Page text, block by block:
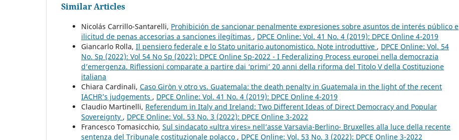
Similar Articles
Nicolás Carrillo-Santarelli, Prohibición de sancionar penalmente expresiones sobre asuntos de interés público e
ilicitud de penas accesorias a sanciones ilegítimas , DPCE Online: Vol. 41 No. 4 (2019): DPCE Online 4-2019
Giancarlo Rolla, Il pensiero federale e lo Stato unitario autonomistico. Note introduttive , DPCE Online: Vol. 54
No. Sp (2022): Vol 54 No Sp (2022): DPCE Online Sp-2022 - I Federalizing Process europei nella democrazia
d’emergenza. Riflessioni comparate a partire dai ‘primi’ 20 anni della riforma del Titolo V della Costituzione
italiana
Chiara Cardinali, Caso Giròn y otro vs. Guatemala: the death penalty in Guatemala in the light of the recent
IACHR’s judgements , DPCE Online: Vol. 41 No. 4 (2019): DPCE Online 4-2019
Claudio Martinelli, Referendum in Italy and Ireland: Two Different Ideas of Direct Democracy and Popular
Sovereignty , DPCE Online: Vol. 53 No. 3 (2022): DPCE Online 3-2022
Francesco Tomasicchio, Sul sindacato «ultra vires» nell’asse Varsavia-Berlino- Bruxelles alla luce della recente
sentenza del Tribunale costituzionale polacco , DPCE Online: Vol. 53 No. 3 (2022): DPCE Online 3-2022